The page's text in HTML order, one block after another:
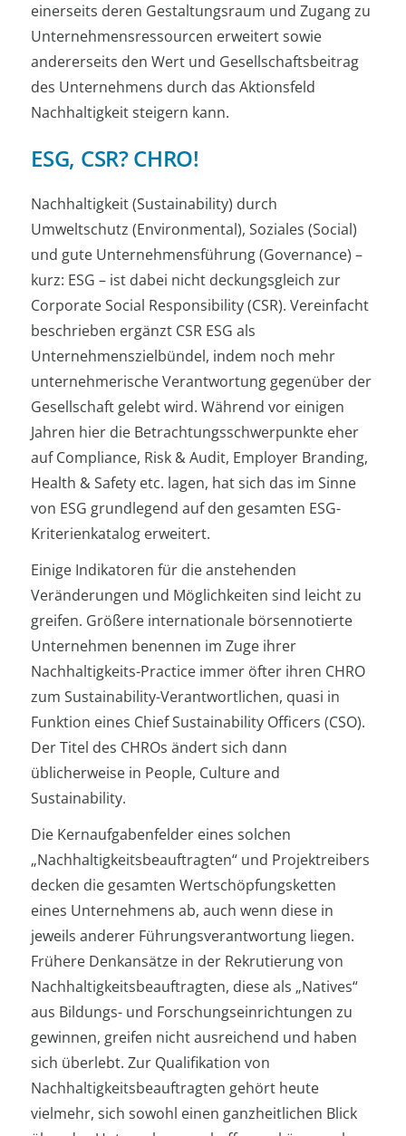
einerseits deren Gestaltungsraum und Zugang zu
Unternehmensressourcen erweitert sowie
andererseits den Wert und Gesellschaftsbeitrag
des Unternehmens durch das Aktionsfeld
Nachhaltigkeit steigern kann.
ESG, CSR? CHRO!
Nachhaltigkeit (Sustainability) durch
Umweltschutz (Environmental), Soziales (Social)
und gute Unternehmensführung (Governance) –
kurz: ESG – ist dabei nicht deckungsgleich zur
Corporate Social Responsibility (CSR). Vereinfacht
beschrieben ergänzt CSR ESG als
Unternehmenszielbündel, indem noch mehr
unternehmerische Verantwortung gegenüber der
Gesellschaft gelebt wird. Während vor einigen
Jahren hier die Betrachtungsschwerpunkte eher
auf Compliance, Risk & Audit, Employer Branding,
Health & Safety etc. lagen, hat sich das im Sinne
von ESG grundlegend auf den gesamten ESG-
Kriterienkatalog erweitert.
Einige Indikatoren für die anstehenden
Veränderungen und Möglichkeiten sind leicht zu
greifen. Größere internationale börsennotierte
Unternehmen benennen im Zuge ihrer
Nachhaltigkeits-Practice immer öfter ihren CHRO
zum Sustainability-Verantwortlichen, quasi in
Funktion eines Chief Sustainability Officers (CSO).
Der Titel des CHROs ändert sich dann
üblicherweise in People, Culture and
Sustainability.
Die Kernaufgabenfelder eines solchen
„Nachhaltigkeitsbeauftragten“ und Projektreibers
decken die gesamten Wertschöpfungsketten
eines Unternehmens ab, auch wenn diese in
jeweils anderer Führungsverantwortung liegen.
Frühere Denkansätze in der Rekrutierung von
Nachhaltigkeitsbeauftragten, diese als „Natives“
aus Bildungs- und Forschungseinrichtungen zu
gewinnen, greifen nicht ausreichend und haben
sich überlebt. Zur Qualifikation von
Nachhaltigkeitsbeauftragten gehört heute
vielmehr, sich sowohl einen ganzheitlichen Blick